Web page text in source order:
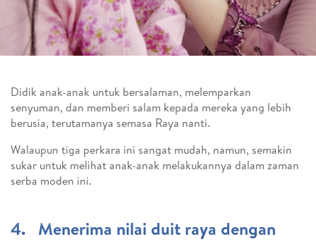
Didik anak-anak untuk bersalaman, melemparkan
senyuman, dan memberi salam kepada mereka yang lebih
berusia, terutamanya semasa Raya nanti.
Walaupun tiga perkara ini sangat mudah, namun, semakin
sukar untuk melihat anak-anak melakukannya dalam zaman
serba moden ini.
4. Menerima nilai duit raya dengan